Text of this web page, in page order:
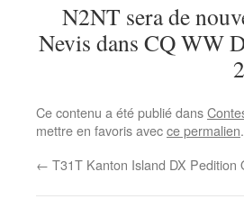
N2NT sera de
Nevis dans CQ WW
Ce contenu a été publié dans
mettre en favoris avecce permalien.
← T31T Kanton Island DX Pedition